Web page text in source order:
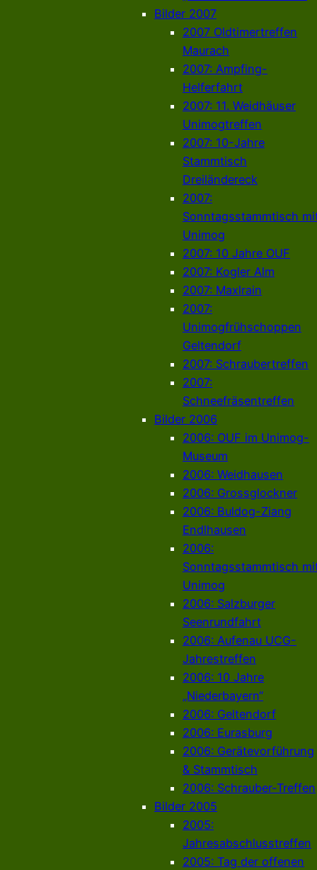
Bilder 2007
2007 Oldtimertreffen
Maurach
2007: Ampfing-
Helferfahrt
2007: 11. Weidhäuser
Unimogtreffen
2007: 10-Jahre
Stammtisch
Dreiländereck
2007:
Sonntagsstammtisch
Unimog
2007: 10 Jahre OUF
2007: Kogler Alm
2007: Maxlrain
2007:
Unimogfrühschoppen
Geltendorf
2007: Schraubertreffen
2007:
Schneefräsentreffen
Bilder 2006
2006: OUF im Unimog-
Museum
2006: Weidhausen
2006: Grossglockner
2006: Buldog-Ziang
Endlhausen
2006:
Sonntagsstammtisch
Unimog
2006: Salzburger
Seenrundfahrt
2006: Aufenau UCG-
Jahrestreffen
2006: 10 Jahre
„Niederbayern“
2006: Geltendorf
2006: Eurasburg
2006: Gerätevorführung
& Stammtisch
2006: Schrauber-Treffen
Bilder 2005
2005:
Jahresabschlusstreffen
2005: Tag der offenen